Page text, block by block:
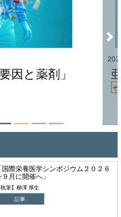
要因と薬剤 vol.1
国際栄養医学シンポジウム２０２６
９月に開催へ」
執筆】柳澤 厚生
記事